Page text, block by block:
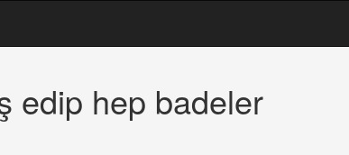
edip hep badeler